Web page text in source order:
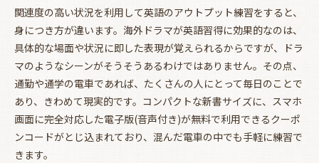
関連度の高い状況を利用して英語のアウトプット練習をすると、
身につき方が違います。海外ドラマが英語習得に効果的なのは、
具体的な場面や状況に即した表現が覚えられるからですが、ドラ
マのようなシーンがそうそうあるわけではありません。その点、
通勤や通学の電車であれば、たくさんの人にとって毎日のことで
あり、きわめて現実的です。コンパクトな新書サイズに、スマホ
画面に完全対応した電子版(音声付き)が無料で利用できるクーポ
ンコードがとじ込まれており、混んだ電車の中でも手軽に練習で
きます。